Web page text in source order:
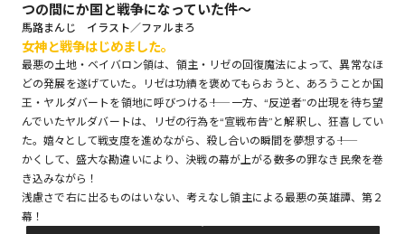
コミッククリエ
リキューレ
コミックパルフェ
つの間にか国と戦争になっていた件～
馬路まんじ イラスト／ファルまろ
女神と戦争はじめました。
最悪の土地・ベイバロン領は、領主・リゼの回復魔法によって、異常なほ
どの発展を遂げていた。リゼは功績を褒めてもらおうと、あろうことか国
王・ヤルダバートを領地に呼びつける――！ 一方、“反逆者”の出現を待ち望
んでいたヤルダバートは、リゼの行為を“宣戦布告”と解釈し、狂喜してい
た。嬉々として戦支度を進めながら、殺し合いの瞬間を夢想する――！
かくして、盛大な勘違いにより、決戦の幕が上がる――数多の罪なき民衆を巻
き込みながら！
浅慮さで右に出るものはいない、考えなし領主による最悪の英雄譚、第２
幕！